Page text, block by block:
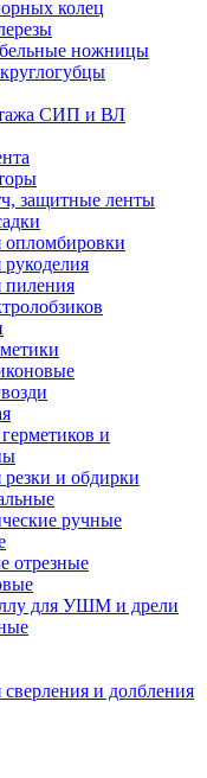
колец
ножницы
СИП и ВЛ
защитные ленты
опломбировки
пиления
и
и обдирки
ручные
отрезные
для УШМ и дрели
и долбления